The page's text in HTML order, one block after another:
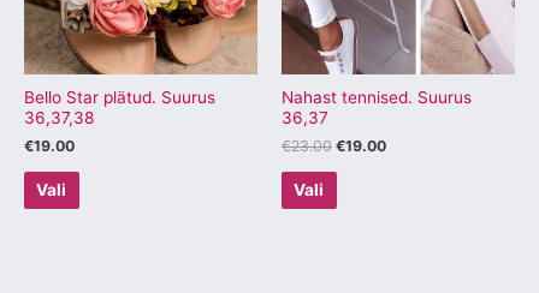
Bello Star plätud. Suurus
36,37,38
€19.00
Vali
Valikuid
saab
teha
tootelehel.
Nahast tennised. Suurus
36,37
€23.00 €19.00
Vali
Valikuid
saab
teha
tootelehel.